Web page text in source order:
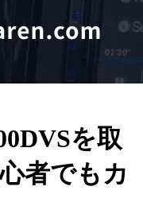
を取
者でもカ